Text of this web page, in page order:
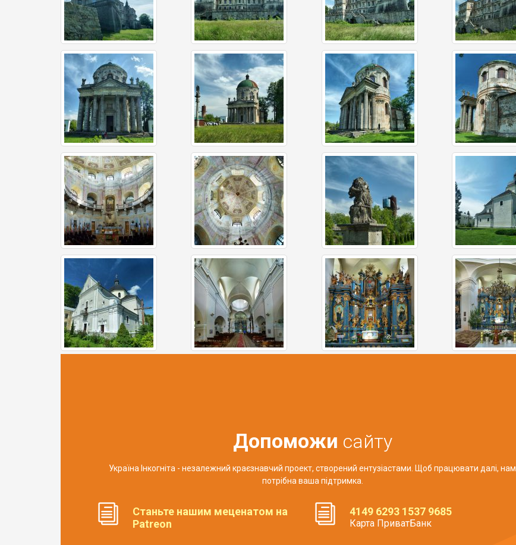
Допоможи сайту
Україна Інкогніта - незалежний краєзнавчий проект, створений ентузіастами. Щоб працювати далі, нам
потрібна ваша підтримка.
Станьте нашим меценатом на
Patreon
4149 6293 1537 9685
Карта ПриватБанк